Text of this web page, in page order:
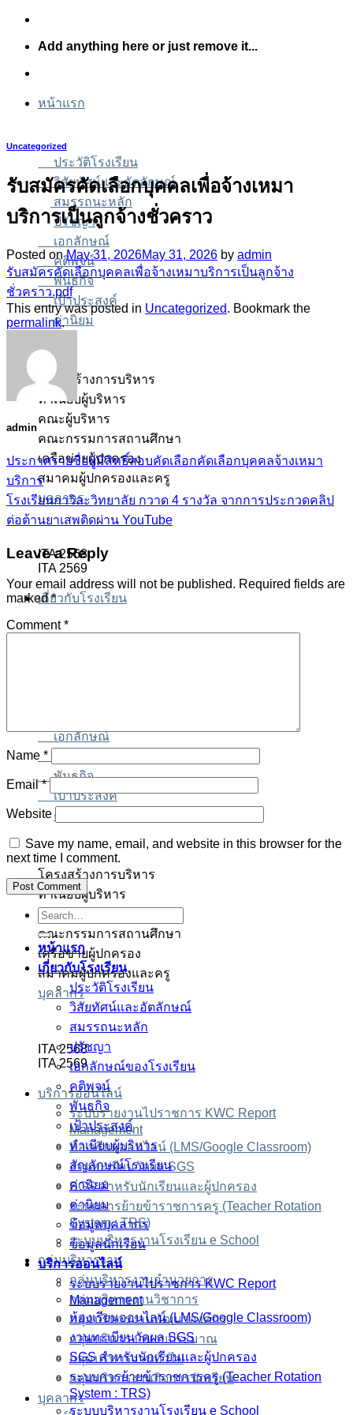
Skip
contentAdd anything here or just remove it...
หน้าแรก
ประวัติโรงเรียน
วิสัยทัศน์และอัตลักษณ์
สมรรถนะหลัก
ปรัชญา
เอกลักษณ์
คติพจน์
พันธกิจ
เป้าประสงค์
ค่านิยม
โครงสร้างการบริหาร
ทำเนียบผู้บริหาร
คณะผู้บริหาร
คณะกรรมการสถานศึกษา
เครือข่ายผู้ปกครอง
สมาคมผู้ปกครองและครู
บุคลากร
ITA 2568
ITA 2569
เกี่ยวกับโรงเรียน
เอกลักษณ์
คติพจน์
พันธกิจ
เป้าประสงค์
ค่านิยม
โครงสร้างการบริหาร
ทำเนียบผู้บริหาร
คณะผู้บริหาร
คณะกรรมการสถานศึกษา
เครือข่ายผู้ปกครอง
สมาคมผู้ปกครองและครู
บุคลากร
ITA 2568
ITA 2569
บริการออนไลน์
ระบบรายงานไปราชการ KWC Report
Management
ห้องเรียนออนไลน์ (LMS/Google Classroom)
งานทะเบียนวัดผล SGS
SGS สำหรับนักเรียนและผู้ปกครอง
ระบบการย้ายข้าราชการครู (Teacher Rotation
System : TRS)
ระบบบริหารงานโรงเรียน e School
กลุ่มบริหารงาน
กลุ่มบริหารงานอำนวยการ
กลุ่มบริหารงานวิชาการ
กลุ่มบริหารงานพัฒนาองค์กร
กลุ่มบริหารงานงบประมาณ
กลุ่มบริหารงานทั่วไป
กลุ่มบริหารงานกิจการนักเรียน
บุคลากร
Uncategorized
รับสมัครคัดเลือกบุคคลเพื่อจ้างเหมา
บริการเป็นลูกจ้างชั่วคราว
Posted onMay 31, 2026May 31, 2026 by admin
รับสมัครคัดเลือกบุคคลเพื่อจ้างเหมาบริการเป็นลูกจ้าง
ชั่วคราว.pdf
This entry was posted in Uncategorized. Bookmark the
permalink.
admin
ประกาศรายชื่อผู้มีสิทธิ์สอบคัดเลือกคัดเลือกบุคคลจ้างเหมา
บริการ
โรงเรียนกาวิละวิทยาลัย กวาด 4 รางวัล จากการประกวดคลิป
ต่อต้านยาเสพติดผ่าน YouTube
Leave a Reply
Your email address will not be published. Required fields are
marked*
Comment*
Name *
Email*
Website
Save my name, email, and website in this browser for the
next time I comment.
ล็อตเว็บตรง
ล็อตเว็บตรง
Search
for:
หน้าแรก
เกี่ยวกับโรงเรียน
ประวัติโรงเรียน
วิสัยทัศน์และอัตลักษณ์
สมรรถนะหลัก
ปรัชญา
เอกลักษณ์ของโรงเรียน
คติพจน์
พันธกิจ
เป้าประสงค์
ทำเนียบผู้บริหาร
สัญลักษณ์โรงเรียน
ค่านิยม
ค่านิยม
ข้อมูลบุคลากร
ข้อมูลนักเรียน
บริการออนไลน์
ระบบรายงานไปราชการ KWC Report
Management
ห้องเรียนออนไลน์ (LMS/Google Classroom)
งานทะเบียนวัดผล SGS
SGS สำหรับนักเรียนและผู้ปกครอง
ระบบการย้ายข้าราชการครู (Teacher Rotation
System : TRS)
ระบบบริหารงานโรงเรียน e School